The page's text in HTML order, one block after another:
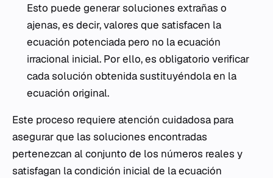
Esto puede generar soluciones extrañas o
ajenas, es decir, valores que satisfacen la
ecuación potenciada pero no la ecuación
irracional inicial. Por ello, es obligatorio verificar
cada solución obtenida sustituyéndola en la
ecuación original.
Este proceso requiere atención cuidadosa para
asegurar que las soluciones encontradas
pertenezcan al conjunto de los números reales y
satisfagan la condición inicial de la ecuación